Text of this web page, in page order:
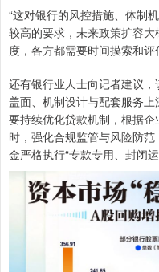
“这对银行的风控措施、体制
较高的要求，未来政策扩容
度，各方都需要时间摸索和评
还有银行业人士向记者建议
盖面、机制设计与配套服务
要持续优化贷款机制，根据
时，强化合规监管与风险防
金严格执行“专款专用、封闭